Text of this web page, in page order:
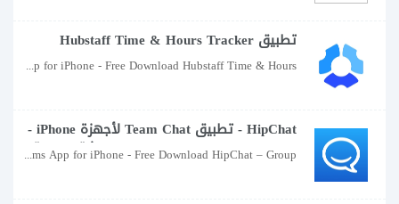
تطبيق Hubstaff Time & Hours Tracker
iPhone - قم بتنزيل Hubstaff Time & Hours Hubstaff Time & Hours Tracker App for iPhone - Free Download Hubstaff Time & Hours
HipChat - تطبيق Team Chat لأجهزة iPhone -
تنزيل مجاني HipChat - تطبيق دردشة جماعية
لأجهزة iPad و iPhone
HipChat – Group chat for teams App for iPhone - Free Download HipChat – Group